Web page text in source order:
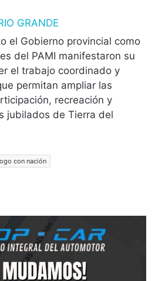
el Gobierno provincial como
del PAMI manifestaron su
el trabajo coordinado y
permitan ampliar las
recreación y
jubilados de Tierra del
con nación